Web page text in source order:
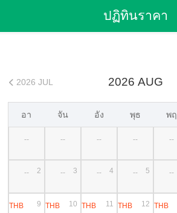
กรุงเทพ to เซี่ยงไฮ้ Cheap Flightsปฏิทินราคา
2026 AUG
 2026 JUL
อา จัน อัง พุธ พฤ
-- -- -- -- --
-- 2 -- 3 -- 4 -- 5 --
THB 9 THB 10 THB 11 THB 12 THB